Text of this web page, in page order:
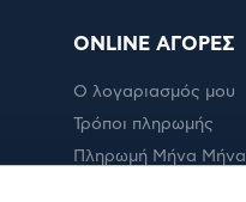
ONLINE ΑΓΟΡΕΣ
Ο λογαριασμός μου
Τρόποι πληρωμής
Πληρωμή Μήνα Μήνα